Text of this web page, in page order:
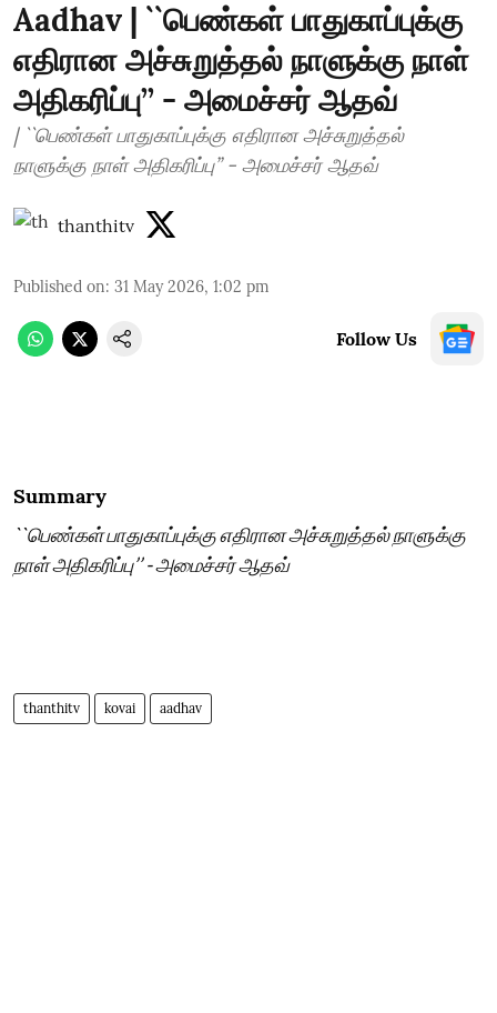
Aadhav | ``பெண்கள் பாதுகாப்புக்கு
எதிரான அச்சுறுத்தல் நாளுக்கு நாள்
அதிகரிப்பு’’ - அமைச்சர் ஆதவ்
| ``பெண்கள் பாதுகாப்புக்கு எதிரான அச்சுறுத்தல்
நாளுக்கு நாள் அதிகரிப்பு’’ - அமைச்சர் ஆதவ்
thanthitv
Published on: 31 May 2026, 1:02 pm
Follow Us
Summary
``பெண்கள் பாதுகாப்புக்கு எதிரான அச்சுறுத்தல் நாளுக்கு
நாள் அதிகரிப்பு’’ - அமைச்சர் ஆதவ்
thanthitv kovai aadhav